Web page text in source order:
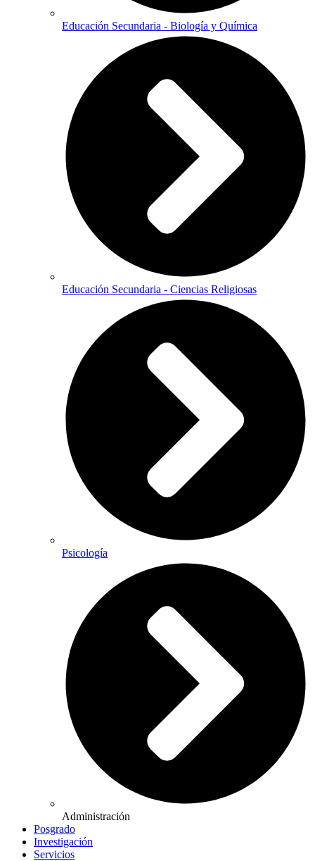
Educación Secundaria - Biología y Química
Educación Secundaria - Ciencias Religiosas
Psicología
Administración
Posgrado
Investigación
Servicios